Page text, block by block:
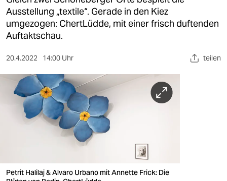
sport
berlin
nord
wahrheit
verlag
verlag
shop
Ausstellung „textile“. Gerade in den Kiez
umgezogen: ChertLüdde, mit einer frisch duftenden
Auftaktschau.
20.4.2022 14:00 Uhr teilen
Petrit Halilaj & Alvaro Urbano mit Annette Frick: Die